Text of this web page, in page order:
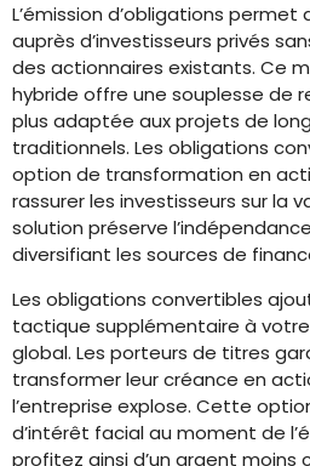
L’émission d’obligations
auprès d’investisseurs privés
des actionnaires existants. Ce
hybride offre une souplesse de
plus adaptée aux projets de
traditionnels. Les obligations
option de transformation en
rassurer les investisseurs sur la
solution préserve
diversifiant les sources de
Les obligations convertibles
tactique supplémentaire à
global. Les porteurs de titres
transformer leur créance en
l’entreprise explose. Cette
d’intérêt facial au moment de
profitez ainsi d’un argent